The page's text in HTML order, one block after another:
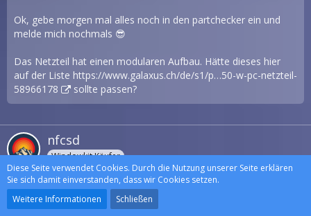
Ok, gebe morgen mal alles noch in den partchecker ein und
melde mich nochmals 😎
Das Netzteil hat einen modularen Aufbau. Hätte dieses hier
auf der Liste https://www.galaxus.ch/de/s1/p…50-w-pc-netzteil-
58966178
sollte passen?
nfcsd
Windowkit Käufer
15. Juni 2025
Diese Seite verwendet Cookies. Durch die Nutzung unserer Seite erklären
Sie sich damit einverstanden, dass wir Cookies setzen.
Weitere Informationen
Schließen